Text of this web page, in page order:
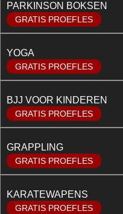
PARKINSON BOKSEN
GRATIS PROEFLES
YOGA
GRATIS PROEFLES
BJJ VOOR KINDEREN
GRATIS PROEFLES
GRAPPLING
GRATIS PROEFLES
KARATEWAPENS
GRATIS PROEFLES